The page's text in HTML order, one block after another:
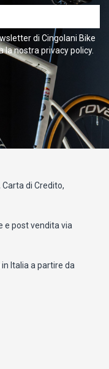
di Cingolani Bike
nostra privacy policy.
di Credito,
e post vendita via
Italia a partire da